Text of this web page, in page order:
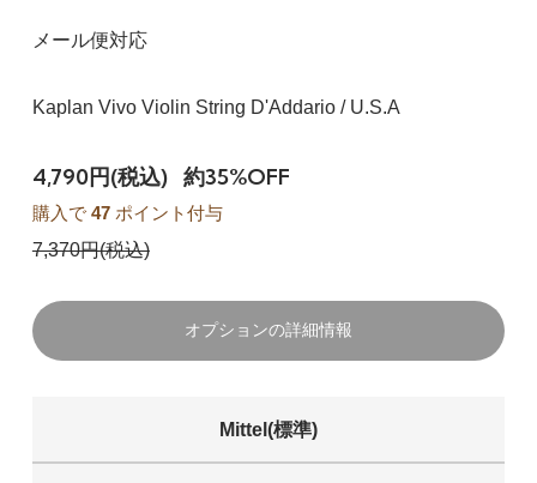
メール便対応
Kaplan Vivo Violin String D'Addario / U.S.A
4,790円(税込) 約35%OFF
購入で 47ポイント付与
7,370円(税込)
オプションの詳細情報
Mittel(標準)